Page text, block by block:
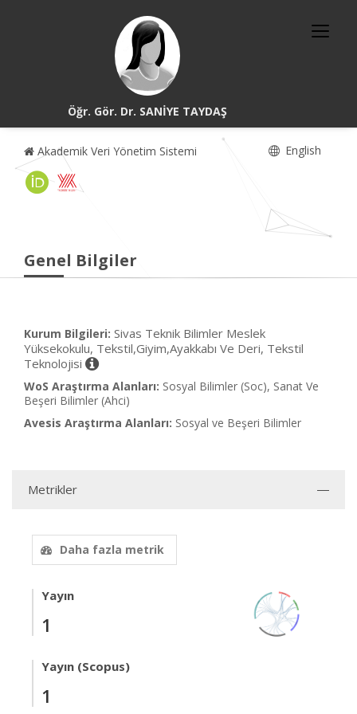
Öğr. Gör. Dr. SANİYE TAYDAŞ
Akademik Veri Yönetim Sistemi English
Genel Bilgiler
Kurum Bilgileri: Sivas Teknik Bilimler Meslek
Yüksekokulu, Tekstil,Giyim,Ayakkabı Ve Deri, Tekstil
Teknolojisi
WoS Araştırma Alanları: Sosyal Bilimler (Soc), Sanat Ve
Beşeri Bilimler (Ahci)
Avesis Araştırma Alanları: Sosyal ve Beşeri Bilimler
Metrikler
Daha fazla metrik
Yayın
1
Yayın (Scopus)
1